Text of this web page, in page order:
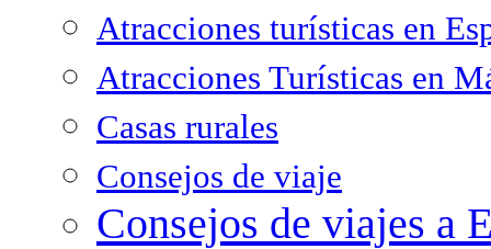
Atracciones turísticas en
Atracciones Turísticas en
Casas rurales
Consejos de viaje
Consejos de viajes a